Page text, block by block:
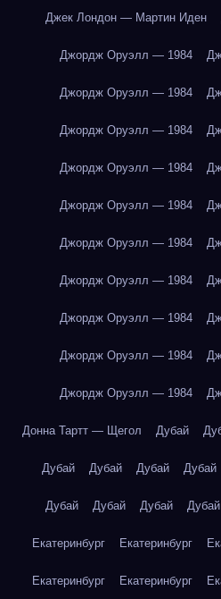
Джек Лондон — Мартин Иден
Джордж Оруэлл — 1984
Джордж Оруэлл — 1984
Джордж Оруэлл — 1984
Джордж Оруэлл — 1984
Джордж Оруэлл — 1984
Джордж Оруэлл — 1984
Джордж Оруэлл — 1984
Джордж Оруэлл — 1984
Джордж Оруэлл — 1984
Джордж Оруэлл — 1984
Донна Тартт — Щегол Дубай
Дубай Дубай Дубай Дубай
Дубай Дубай Дубай Дубай
Екатеринбург Екатеринбург
Екатеринбург Екатеринбург